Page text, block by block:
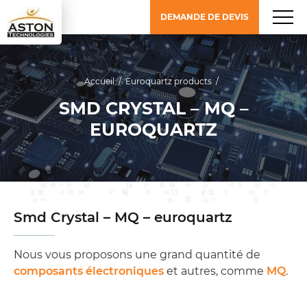
DEMANDE DE DEVIS
Accueil / Euroquartz products /
SMD CRYSTAL – MQ –
EUROQUARTZ
Smd Crystal – MQ – euroquartz
Nous vous proposons une grand quantité de
composants électroniques et autres, comme MQ.